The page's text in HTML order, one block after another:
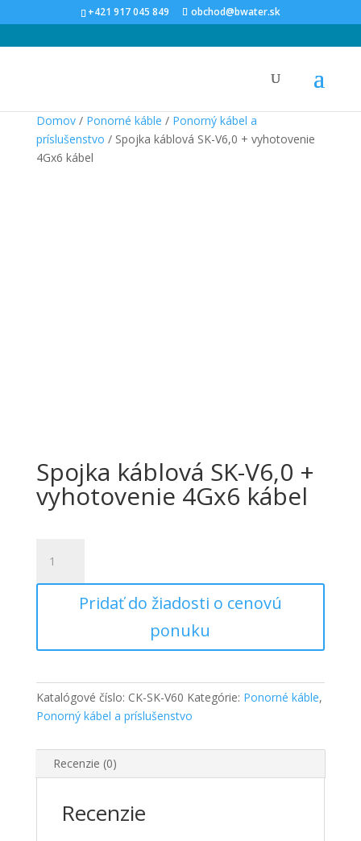
+421 917 045 849 obchod@bwater.sk
Domov/ Ponorné káble / Ponorný kábel a
príslušenstvo / Spojka káblová SK-V6,0 + vyhotovenie
4Gx6 kábel
Spojka káblová SK-V6,0 +
vyhotovenie 4Gx6 kábel
Spojka
káblová
kábel
Pridať do žiadosti o cenovú
ponuku
Katalógové číslo: CK-SK-V60 Kategórie: Ponorné káble,
Ponorný kábel a príslušenstvo
Recenzie (0)
Recenzie